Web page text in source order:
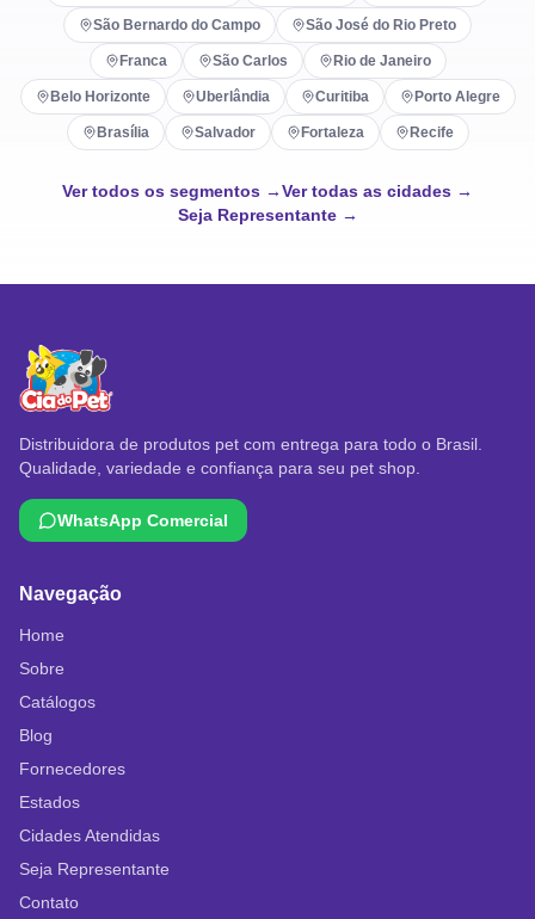
São Bernardo do Campo São José do Rio Preto
Franca São Carlos Rio de Janeiro
Belo Horizonte Uberlândia Curitiba Porto Alegre
Brasília Salvador Fortaleza Recife
Ver todos os segmentos →Ver todas as cidades →
Seja Representante →
Distribuidora de produtos pet com entrega para todo o Brasil.
Qualidade, variedade e confiança para seu pet shop.
WhatsApp Comercial
Navegação
Home
Sobre
Catálogos
Blog
Fornecedores
Estados
Cidades Atendidas
Seja Representante
Contato